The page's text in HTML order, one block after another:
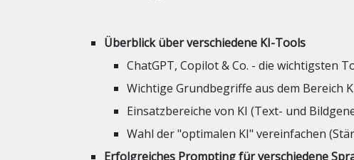
Überblick über verschiedene KI-Tools
ChatGPT, Copilot & Co. - die wichtigsten
Wichtige Grundbegriffe aus dem Bereich
Einsatzbereiche von KI (Text- und
Wahl der "optimalen KI" vereinfachen
Erfolgreiches Prompting für verschiedene